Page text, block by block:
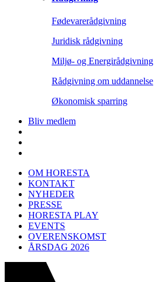
Fødevarerådgivning
Juridisk rådgivning
Miljø- og Energirådgivning
Rådgivning om uddannelse
Økonomisk sparring
Bliv medlem
OM HORESTA
KONTAKT
NYHEDER
PRESSE
HORESTA PLAY
EVENTS
OVERENSKOMST
ÅRSDAG 2026